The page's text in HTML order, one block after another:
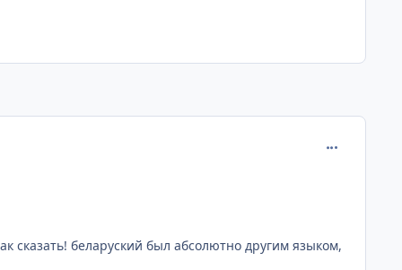
сказать! беларуский был абсолютно другим языком,